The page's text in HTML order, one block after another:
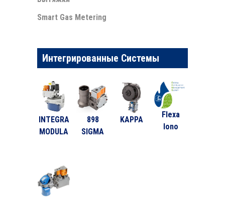
Smart Gas Metering
Интегрированные Системы
INTEGRA
MODULA
898
SIGMA
KAPPA
Flexa
Iono